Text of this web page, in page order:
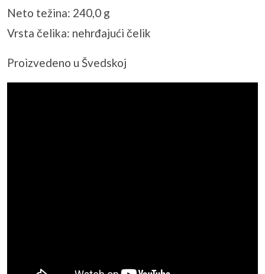
Neto težina: 240,0 g
Vrsta čelika: nehrđajući čelik
Proizvedeno u Švedskoj